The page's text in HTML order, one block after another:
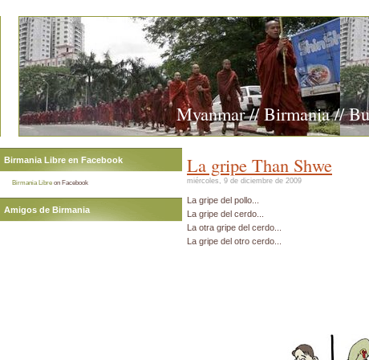
Myanmar // Birmania //
La gripe Than Shwe
miércoles, 9 de diciembre de 2009
La gripe del pollo...
La gripe del cerdo...
La otra gripe del cerdo...
La gripe del otro cerdo...
Birmania Libre en Facebook
Birmania Libre on Facebook
Amigos de Birmania